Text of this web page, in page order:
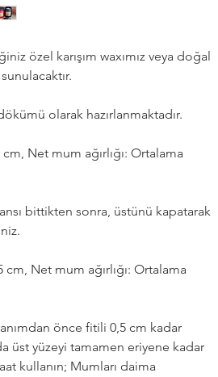
özel karışım waxımız veya doğal
olarak hazırlanmaktadır.
Net mum ağırlığı: Ortalama
bittikten sonra, üstünü kapatarak
Net mum ağırlığı: Ortalama
önce fitili 0,5 cm kadar
üst yüzeyi tamamen eriyene kadar
kullanın; Mumları daima